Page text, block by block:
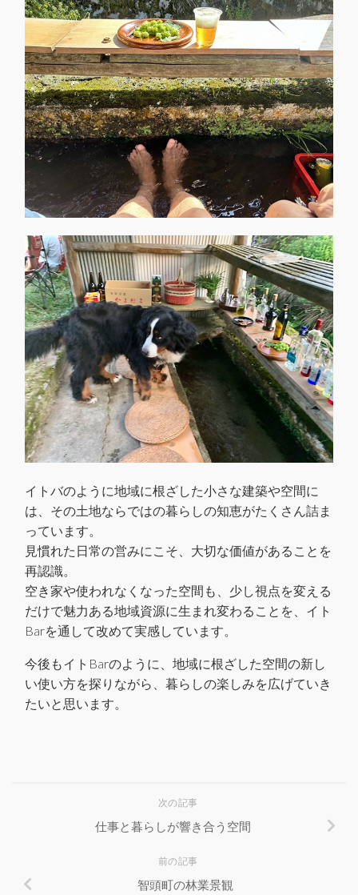
イトバのように地域に根ざした小さな建築や空間に
は、その土地ならではの暮らしの知恵がたくさん詰ま
っています。
見慣れた日常の営みにこそ、大切な価値があることを
再認識。
空き家や使われなくなった空間も、少し視点を変える
だけで魅力ある地域資源に生まれ変わることを、イト
Barを通して改めて実感しています。
今後もイトBarのように、地域に根ざした空間の新し
い使い方を探りながら、暮らしの楽しみを広げていき
たいと思います。
次の記事
仕事と暮らしが響き合う空間
前の記事
智頭町の林業景観